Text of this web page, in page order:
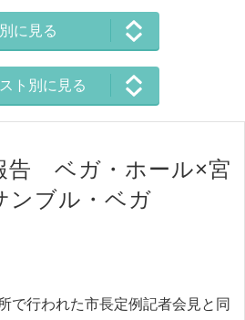
に見る
ト別に見る
告 ベガ・ホール×宮
ンブル・ベガ
で行われた市長定例記者会見と同